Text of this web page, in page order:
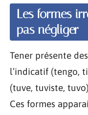
Les formes
pas négliger
Tener présente
l’indicatif (tengo,
(tuve, tuviste,
Ces formes